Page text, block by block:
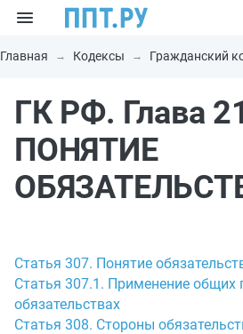
Главная Кодексы Гражданский
ГК РФ. Глава
ПОНЯТИЕ
Статья 307. Понятие
Статья 307.1. Применение общих
обязательствах
Статья 308. Стороны